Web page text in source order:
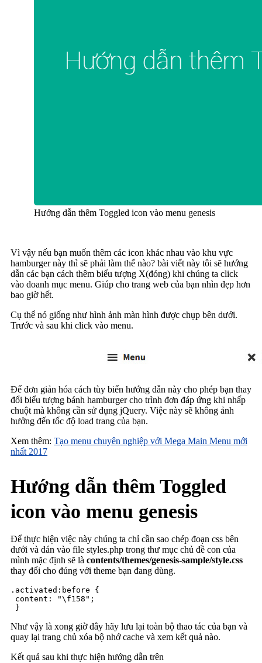
Hướng dẫn thêm Toggled icon vào menu genesis
Vì vậy nếu bạn muốn thêm các icon khác nhau vào khu vực
hamburger này thì sẽ phải làm thế nào? bài viết này tôi sẽ hướng
dẫn các bạn cách thêm biểu tượng X(đóng) khi chúng ta click
vào doanh mục menu. Giúp cho trang web của bạn nhìn đẹp hơn
bao giờ hết.
Cụ thể nó giống như hình ảnh màn hình được chụp bên dưới.
Trước và sau khi click vào menu.
Để đơn giản hóa cách tùy biến hướng dẫn này cho phép bạn thay
đổi biểu tượng bánh hamburger cho trình đơn đáp ứng khi nhấp
chuột mà không cần sử dụng jQuery. Việc này sẽ không ảnh
hưởng đến tốc độ load trang của bạn.
Xem thêm: Tạo menu chuyên nghiệp với Mega Main Menu mới
nhất 2017
Hướng dẫn thêm Toggled
icon vào menu genesis
Để thực hiện việc này chúng ta chỉ cần sao chép đoạn css bên
dưới và dán vào file styles.php trong thư mục chủ đề con của
mình mặc định sẽ là contents/themes/genesis-sample/style.css
thay đổi cho đúng với theme bạn đang dùng.
.activated:before {
content: "\f158";
}
Như vậy là xong giờ đây hãy lưu lại toàn bộ thao tác của bạn và
quay lại trang chủ xóa bộ nhớ cache và xem kết quả nào.
Kết quả sau khi thực hiện hướng dẫn trên